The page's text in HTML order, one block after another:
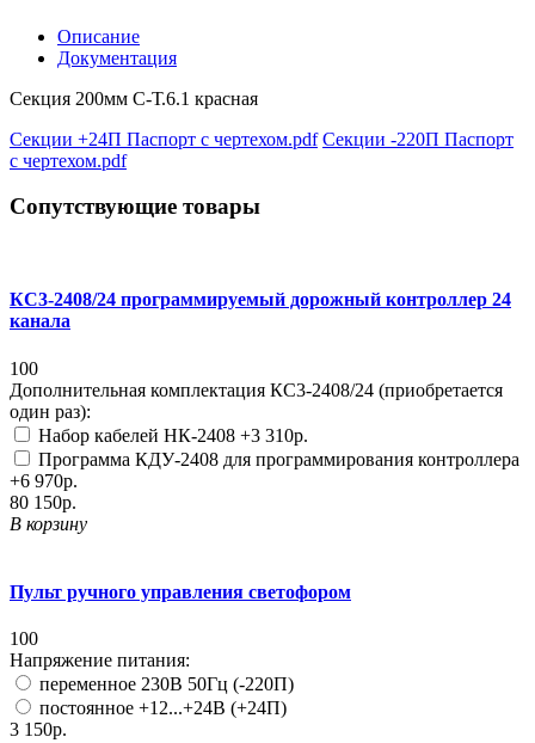
Описание
Документация
Секция 200мм С-Т.6.1 красная
Секции +24П Паспорт с чертехом.pdf Секции -220П Паспорт
с чертехом.pdf
Сопутствующие товары
КС3-2408/24 программируемый дорожный контроллер 24
канала
100
Дополнительная комплектация КС3-2408/24 (приобретается
один раз):
Набор кабелей НК-2408 +3 310р.
Программа КДУ-2408 для программирования контроллера
+6 970р.
80 150р.
В корзину
Пульт ручного управления светофором
100
Напряжение питания:
переменное 230В 50Гц (-220П)
постоянное +12...+24В (+24П)
3 150р.